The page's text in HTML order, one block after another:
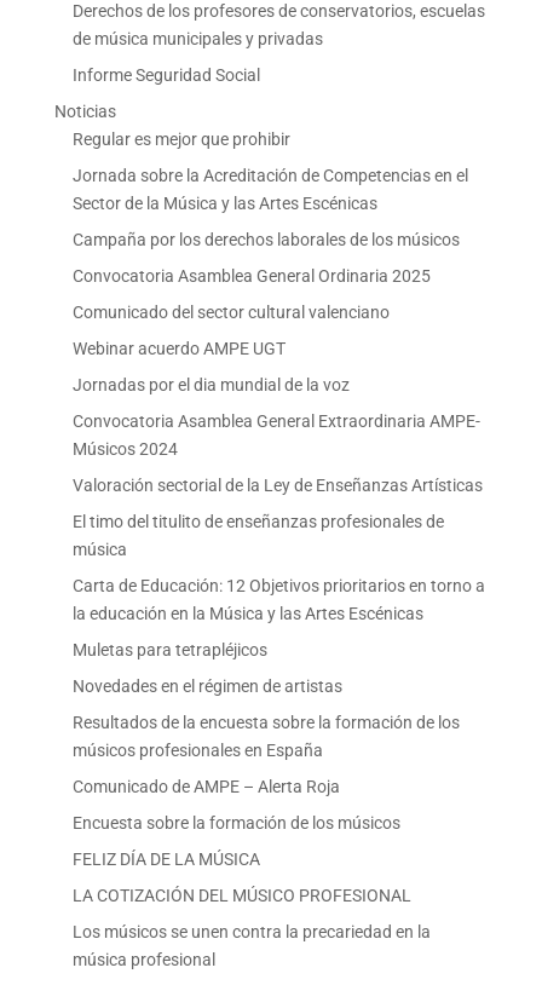
Derechos de los profesores de conservatorios, escuelas
de música municipales y privadas
Informe Seguridad Social
Noticias
Regular es mejor que prohibir
Jornada sobre la Acreditación de Competencias en el
Sector de la Música y las Artes Escénicas
Campaña por los derechos laborales de los músicos
Convocatoria Asamblea General Ordinaria 2025
Comunicado del sector cultural valenciano
Webinar acuerdo AMPE UGT
Jornadas por el dia mundial de la voz
Convocatoria Asamblea General Extraordinaria AMPE-
Músicos 2024
Valoración sectorial de la Ley de Enseñanzas Artísticas
El timo del titulito de enseñanzas profesionales de
música
Carta de Educación: 12 Objetivos prioritarios en torno a
la educación en la Música y las Artes Escénicas
Muletas para tetrapléjicos
Novedades en el régimen de artistas
Resultados de la encuesta sobre la formación de los
músicos profesionales en España
Comunicado de AMPE – Alerta Roja
Encuesta sobre la formación de los músicos
FELIZ DÍA DE LA MÚSICA
LA COTIZACIÓN DEL MÚSICO PROFESIONAL
Los músicos se unen contra la precariedad en la
música profesional